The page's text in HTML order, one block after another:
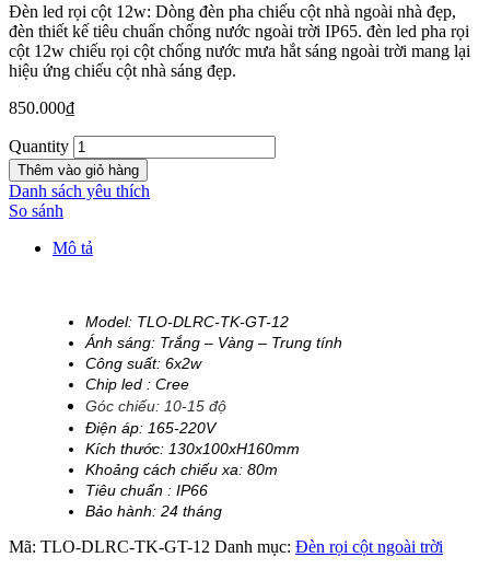
Đèn led rọi cột 12w: Dòng đèn pha chiếu cột nhà ngoài nhà đẹp,
đèn thiết kế tiêu chuẩn chống nước ngoài trời IP65. đèn led pha rọi
cột 12w chiếu rọi cột chống nước mưa hắt sáng ngoài trời mang lại
hiệu ứng chiếu cột nhà sáng đẹp.
850.000₫
Quantity
Thêm vào giỏ hàng
Danh sách yêu thích
So sánh
Mô tả
Model: TLO-DLRC-TK-GT-12
Ánh sáng: Trắng – Vàng – Trung tính
Công suất: 6x2w
Chip led : Cree
Góc chiếu: 10-15 độ
Điện áp: 165-220V
Kích thước: 130x100xH160mm
Khoảng cách chiếu xa: 80m
Tiêu chuẩn : IP66
Bảo hành: 24 tháng
Mã: TLO-DLRC-TK-GT-12 Danh mục: Đèn rọi cột ngoài trời